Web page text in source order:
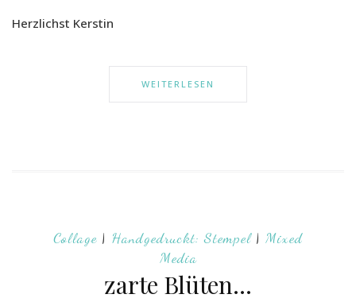
Herzlichst Kerstin
WEITERLESEN
Collage | Handgedruckt: Stempel| Mixed
Media
zarte Blüten…